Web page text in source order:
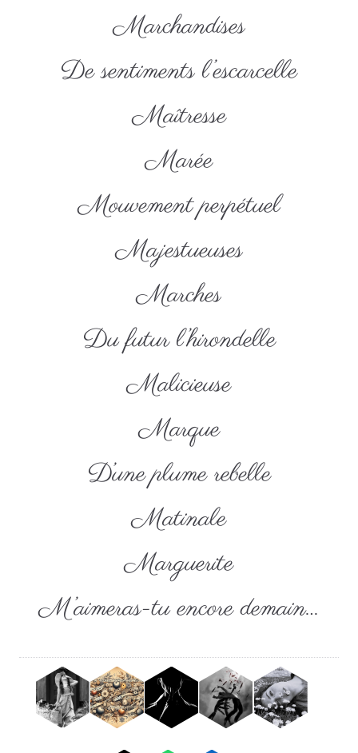
Marchandises
De sentiments l’escarcelle
Maîtresse
Marée
Mouvement perpétuel
Majestueuses
Marches
Du futur l’hirondelle
Malicieuse
Marque
D’une plume rebelle
Matinale
Marguerite
M’aimeras-tu encore demain…